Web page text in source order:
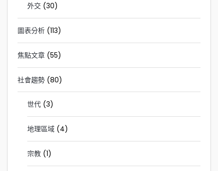
外交 (30)
圖表分析 (113)
焦點文章 (55)
社會趨勢 (80)
世代 (3)
地理區域 (4)
宗教 (1)